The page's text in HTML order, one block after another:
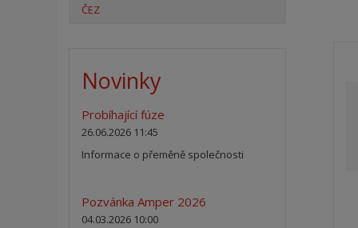
ČEZ
Novinky
Probíhající fúze
26.06.2026 11:45
Informace o přeměně společnosti
Pozvánka Amper 2026
04.03.2026 10:00